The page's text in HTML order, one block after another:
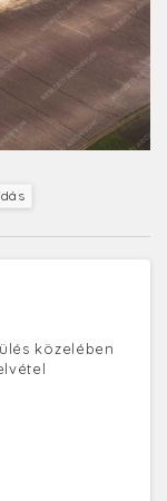
közelében